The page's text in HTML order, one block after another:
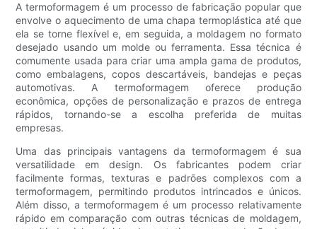
A termoformagem é um processo de fabricação popular que
envolve o aquecimento de uma chapa termoplástica até que
ela se torne flexível e, em seguida, a moldagem no formato
desejado usando um molde ou ferramenta. Essa técnica é
comumente usada para criar uma ampla gama de produtos,
como embalagens, copos descartáveis, bandejas e peças
automotivas. A termoformagem oferece produção
econômica, opções de personalização e prazos de entrega
rápidos, tornando-se a escolha preferida de muitas
empresas.
Uma das principais vantagens da termoformagem é sua
versatilidade em design. Os fabricantes podem criar
facilmente formas, texturas e padrões complexos com a
termoformagem, permitindo produtos intrincados e únicos.
Além disso, a termoformagem é um processo relativamente
rápido em comparação com outras técnicas de moldagem,